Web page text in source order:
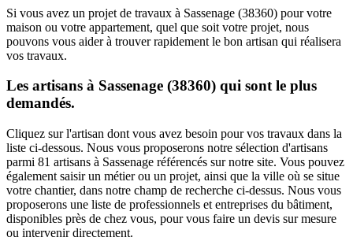
Si vous avez un projet de travaux à Sassenage (38360) pour votre
maison ou votre appartement, quel que soit votre projet, nous
pouvons vous aider à trouver rapidement le bon artisan qui réalisera
vos travaux.
Les artisans à Sassenage (38360) qui sont le plus
demandés.
Cliquez sur l'artisan dont vous avez besoin pour vos travaux dans la
liste ci-dessous. Nous vous proposerons notre sélection d'artisans
parmi 81 artisans à Sassenage référencés sur notre site. Vous pouvez
également saisir un métier ou un projet, ainsi que la ville où se situe
votre chantier, dans notre champ de recherche ci-dessus. Nous vous
proposerons une liste de professionnels et entreprises du bâtiment,
disponibles près de chez vous, pour vous faire un devis sur mesure
ou intervenir directement.